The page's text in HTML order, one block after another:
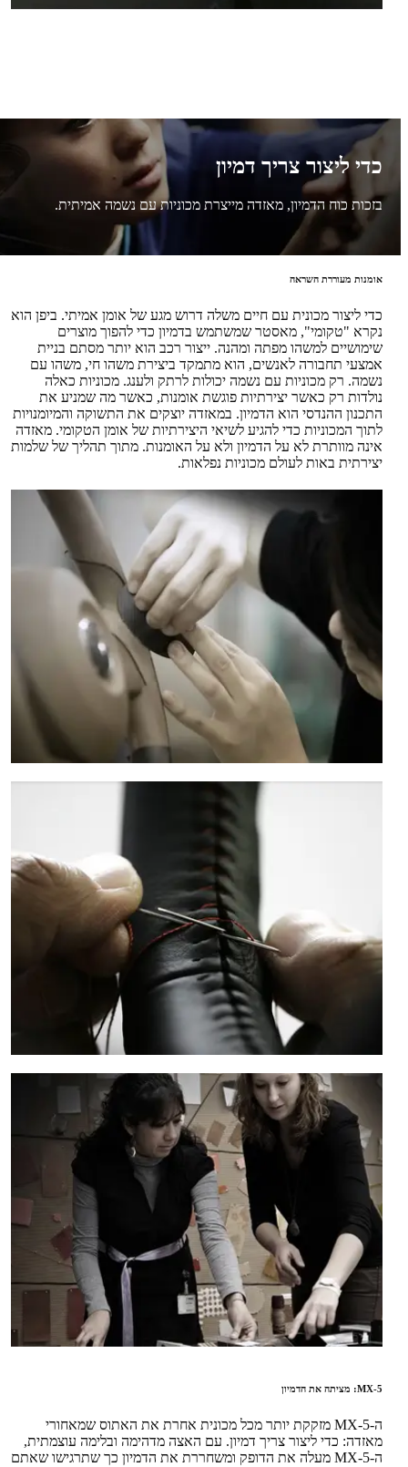
כדי ליצור צריך דמיון
בזכות כוח הדמיון, מאזדה מייצרת מכוניות עם נשמה אמיתית.
אומנות מעוררת השראה
כדי ליצור מכונית עם חיים משלה דרוש מגע של אומן אמיתי. ביפן הוא
נקרא "טקומי", מאסטר שמשתמש בדמיון כדי להפוך מוצרים
שימושיים למשהו מפתה ומהנה. ייצור רכב הוא יותר מסתם בניית
אמצעי תחבורה לאנשים, הוא מתמקד ביצירת משהו חי, משהו עם
נשמה. רק מכוניות עם נשמה יכולות לרתק ולענג. מכוניות כאלה
נולדות רק כאשר יצירתיות פוגשת אומנות, כאשר מה שמניע את
התכנון ההנדסי הוא הדמיון. במאזדה יוצקים את התשוקה והמיומנויות
לתוך המכוניות כדי להגיע לשיאי היצירתיות של אומן הטקומי. מאזדה
אינה מוותרת לא על הדמיון ולא על האומנות. מתוך תהליך של שלמות
יצירתית באות לעולם מכוניות נפלאות.
MX-5: מציתה את הדמיון
ה-MX-5 מזקקת יותר מכל מכונית אחרת את האתוס שמאחורי
מאזדה: כדי ליצור צריך דמיון. עם האצה מדהימה ובלימה עוצמתית,
ה-MX-5 מעלה את הדופק ומשחררת את הדמיון כך שתרגישו שאתם